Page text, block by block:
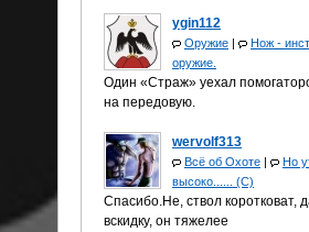
ygin112
Оружие |
Нож -
оружие.
Один «Страж» уехал
на передовую.
wervolf313
Всё об Охоте |
Но
высоко...... (С)
Спасибо.Не, ствол коротковат,
вскидку, он тяжелее